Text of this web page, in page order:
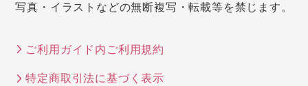
写真・イラストなどの無断複写・転載等を禁じます。
ご利用ガイド内ご利用規約
特定商取引法に基づく表示